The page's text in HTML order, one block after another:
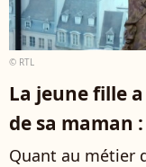
© RTL
La jeune fille
de sa maman
Quant au métier